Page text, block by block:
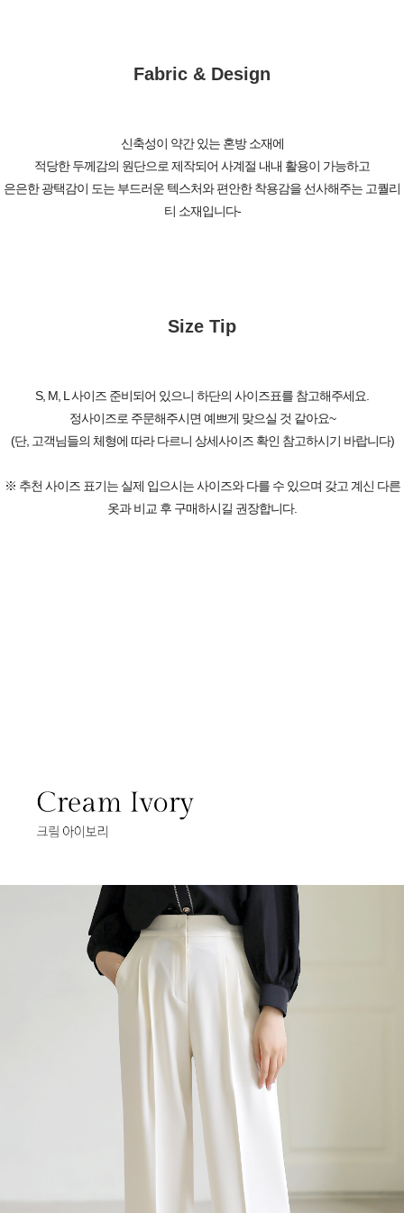
Fabric & Design
신축성이 약간 있는 혼방 소재에
적당한 두께감의 원단으로 제작되어 사계절 내내 활용이 가능하고
은은한 광택감이 도는 부드러운 텍스처와 편안한 착용감을 선사해주는 고퀄리
티 소재입니다-
Size Tip
S, M, L 사이즈 준비되어 있으니 하단의 사이즈표를 참고해주세요.
정사이즈로 주문해주시면 예쁘게 맞으실 것 같아요~
(단, 고객님들의 체형에 따라 다르니 상세사이즈 확인 참고하시기 바랍니다)
※ 추천 사이즈 표기는 실제 입으시는 사이즈와 다를 수 있으며 갖고 계신 다른
옷과 비교 후 구매하시길 권장합니다.